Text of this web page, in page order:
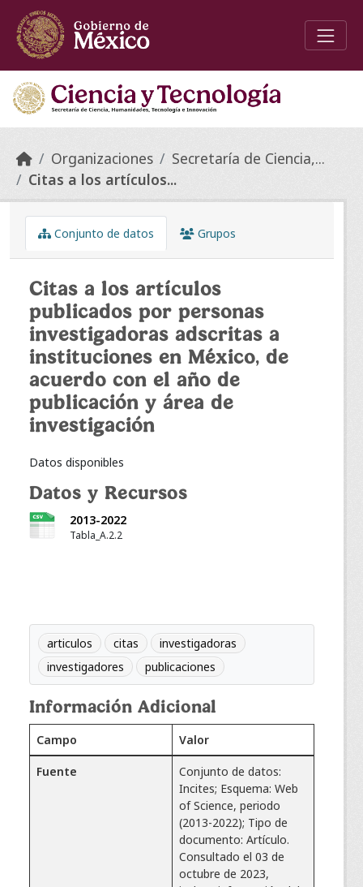
Skip to main content
Organizaciones
Secretaría de Ciencia,...
Citas a los artículos...
Conjunto de datos Grupos
Citas a los artículos
publicados por personas
investigadoras adscritas a
instituciones en México, de
acuerdo con el año de
publicación y área de
investigación
Datos disponibles
Datos y Recursos
2013-2022
Tabla_A.2.2
articulos citas
investigadoras
investigadores
publicaciones
Información Adicional
Campo Valor
Fuente
Conjunto de datos:
Incites; Esquema: Web
of Science, periodo
(2013-2022); Tipo de
documento: Artículo.
Consultado el 03 de
octubre de 2023,